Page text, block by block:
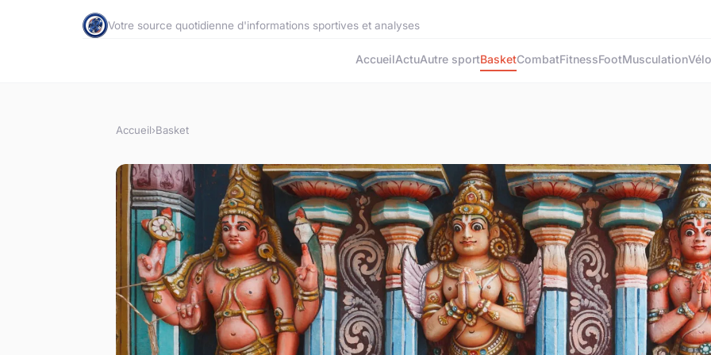
Votre source quotidienne d'informations sportives et analyses
AccueilActuAutre sportBasketCombatFitnessFootMusculationVélo
Accueil›Basket